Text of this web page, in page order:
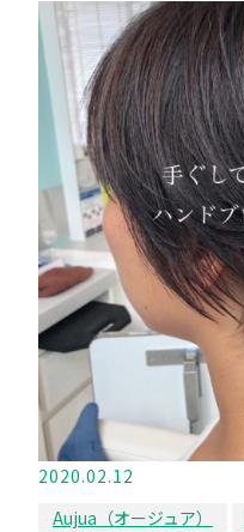
2020.02.12
Aujua（オージュア）